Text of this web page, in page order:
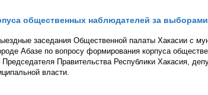
общественных наблюдателей за выборами
заседания Общественной палаты Хакасии с
Абазе по вопросу формирования корпуса
Председателя Правительства Республики Хакасия,
власти.